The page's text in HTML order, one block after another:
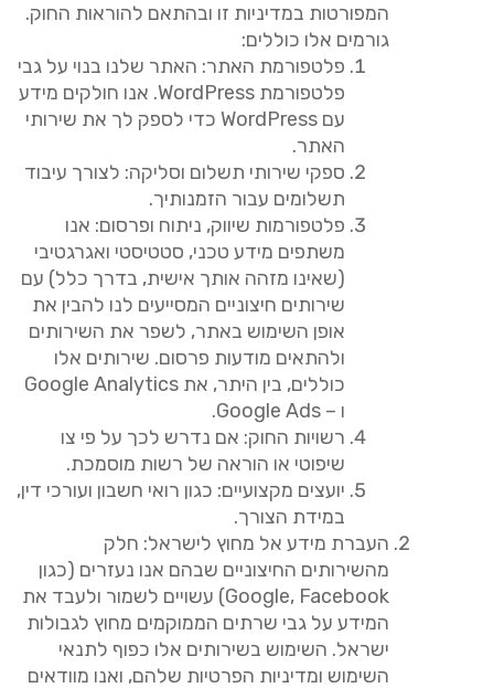
המפורטות במדיניות זו ובהתאם להוראות החוק.
גורמים אלו כוללים:
פלטפורמת האתר: האתר שלנו בנוי על גבי
פלטפורמת
אנו חולקים מידע
עם
כדי לספק לך את שירותי
האתר.
ספקי שירותי תשלום וסליקה: לצורך עיבוד
תשלומים עבור הזמנותיך.
פלטפורמות שיווק, ניתוח ופרסום: אנו
משתפים מידע טכני, סטטיסטי ואגרגטיבי
(שאינו מזהה אותך אישית, בדרך כלל) עם
שירותים חיצוניים המסייעים לנו להבין את
אופן השימוש באתר, לשפר את השירותים
ולהתאים מודעות פרסום. שירותים אלו
כוללים, בין היתר, את
ו – Google Ads.
רשויות החוק: אם נדרש לכך על פי צו
שיפוטי או הוראה של רשות מוסמכת.
יועצים מקצועיים: כגון רואי חשבון ועורכי דין,
במידת הצורך.
העברת מידע אל מחוץ לישראל: חלק
מהשירותים החיצוניים שבהם אנו נעזרים (כגון
Google, Facebook) עשויים לשמור ולעבד את
המידע על גבי שרתים הממוקמים מחוץ לגבולות
ישראל. השימוש בשירותים אלו כפוף לתנאי
השימוש ומדיניות הפרטיות שלהם, ואנו מוודאים